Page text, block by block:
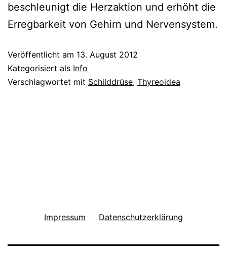
beschleunigt die Herzaktion und erhöht die
Erregbarkeit von Gehirn und Nervensystem.
Veröffentlicht am 13. August 2012
Kategorisiert als Info
Verschlagwortet mit Schilddrüse, Thyreoidea
Impressum Datenschutzerklärung